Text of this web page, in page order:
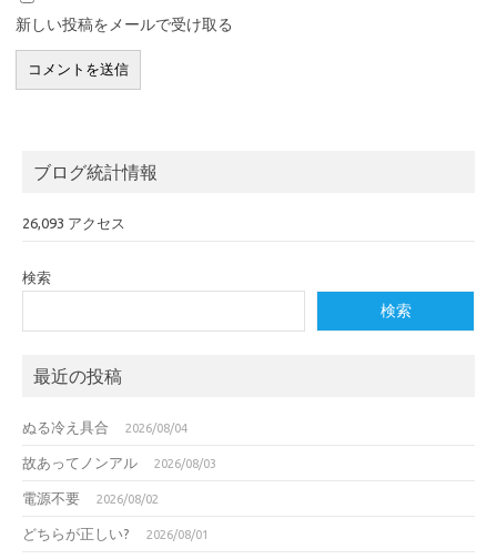
新しい投稿をメールで受け取る
ブログ統計情報
26,093 アクセス
検索
検索
最近の投稿
ぬる冷え具合 2026/08/04
故あってノンアル 2026/08/03
電源不要 2026/08/02
どちらが正しい? 2026/08/01